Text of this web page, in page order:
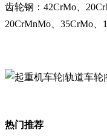
齿轮钢：42CrMo、
20CrMnMo、35CrMo、
热门推荐